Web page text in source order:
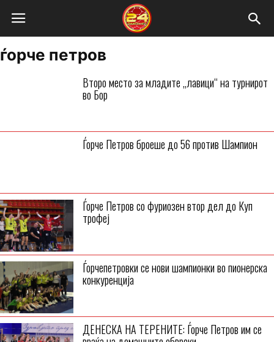
ѓорче петров
Второ место за младите „лавици“ на турнирот
во Бор
Ѓорче Петров броеше до 56 против Шампион
Ѓорче Петров со фуриозен втор дел до Куп
трофеј
Ѓорчепетровки се нови шампионки во пионерска
конкуренција
ДЕНЕСКА НА ТЕРЕНИТЕ: Ѓорче Петров им се